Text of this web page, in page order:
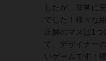
したが、非常に
でした！様々な
正解のマスは1
て、デザイナー
いゲームです！